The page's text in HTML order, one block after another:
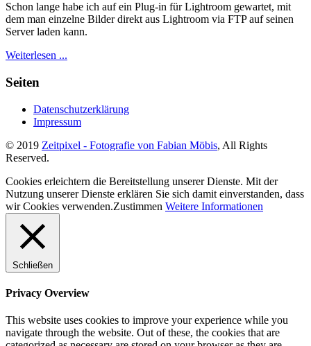
Schon lange habe ich auf ein Plug-in für Lightroom gewartet, mit
dem man einzelne Bilder direkt aus Lightroom via FTP auf seinen
Server laden kann.
Weiterlesen ...
Seiten
Datenschutzerklärung
Impressum
© 2019 Zeitpixel - Fotografie von Fabian Möbis, All Rights
Reserved.
Cookies erleichtern die Bereitstellung unserer Dienste. Mit der
Nutzung unserer Dienste erklären Sie sich damit einverstanden, dass
wir Cookies verwenden.Zustimmen Weitere Informationen
Schließen
Privacy Overview
This website uses cookies to improve your experience while you
navigate through the website. Out of these, the cookies that are